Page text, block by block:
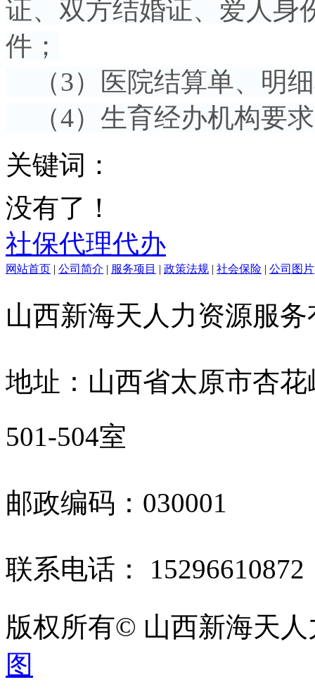
证、双方结婚证、爱人身
件；
（3）医院结算单、明
（4）生育经办机构要
关键词：
没有了！
社保代理代办
网站首页 | 公司简介 | 服务项目 | 政策法规 | 社会保险 | 公司图片
山西新海天人力资源服
地址：山西省太原市杏
501-504室
邮政编码：030001
联系电话：
版权所有© 山西新海天
图